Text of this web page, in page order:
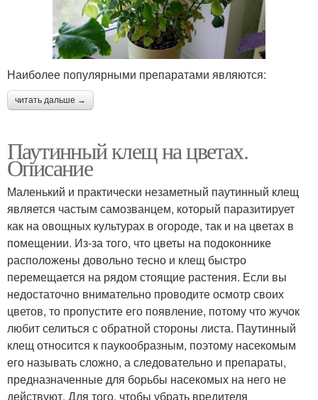
Наиболее популярными препаратами являются:
читать дальше →
Паутинный клещ на цветах.
Описание
Маленький и практически незаметный паутинный клещ
является частым самозванцем, который паразитирует
как на овощных культурах в огороде, так и на цветах в
помещении. Из-за того, что цветы на подоконнике
расположены довольно тесно и клещ быстро
перемещается на рядом стоящие растения. Если вы
недостаточно внимательно проводите осмотр своих
цветов, то пропустите его появление, потому что жучок
любит селиться с обратной стороны листа. Паутинный
клещ относится к паукообразным, поэтому насекомым
его называть сложно, а следовательно и препараты,
предназначенные для борьбы насекомых на него не
действуют. Для того, чтобы убрать вредителя